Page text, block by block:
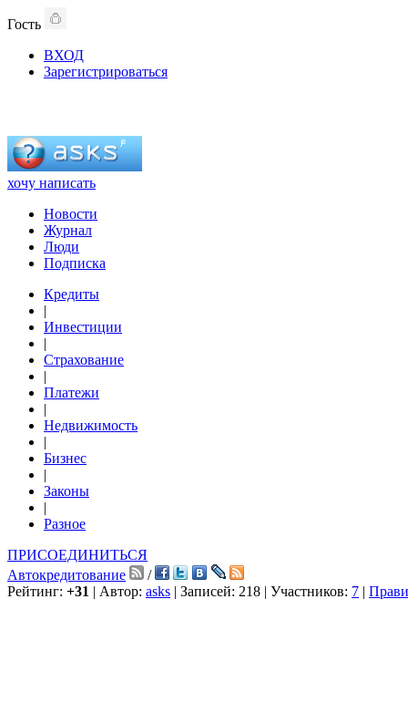
Гость
ВХОД
Зарегистрироваться
хочу написать
Новости
Журнал
Люди
Подписка
Кредиты
|
Инвестиции
|
Страхование
|
Платежи
|
Недвижимость
|
Бизнес
|
Законы
|
Разное
ПРИСОЕДИНИТЬСЯ
Автокредитование
/
Рейтинг: +31 | Автор: asks | Записей: 218 | Участников: 7 |